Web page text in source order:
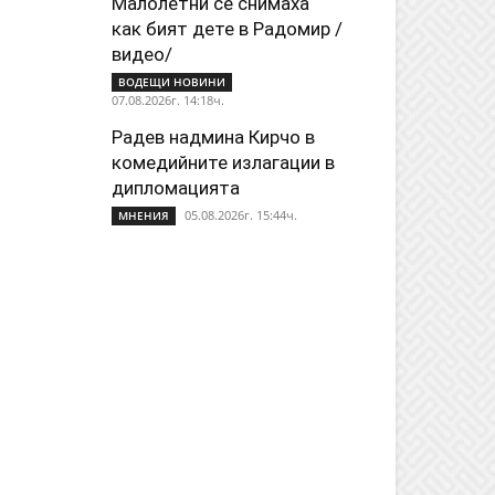
как бият дете в Радомир /
видео/
ВОДЕЩИ НОВИНИ
07.08.2026г. 14:18ч.
Радев надмина Кирчо в
комедийните излагации в
дипломацията
МНЕНИЯ 05.08.2026г. 15:44ч.